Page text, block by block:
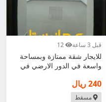
قبل 3 ساعة
للايجار شقة ممتازة وبمساحة
واسعة في الدور الارضي في
240 ريال
مسقط